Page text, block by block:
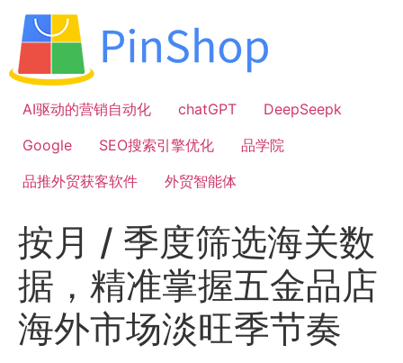
容
AI驱动的营销自动化
chatGPT
DeepSeepk
Google
SEO搜索引擎优化
品学院
品推外贸获客软件
外贸智能体
按月 / 季度筛选海关数
据，精准掌握五金品店
海外市场淡旺季节奏